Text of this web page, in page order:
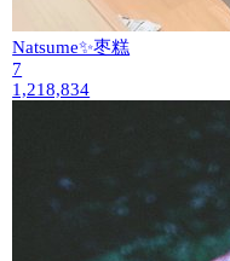
Natsume✨枣糕
7
1,218,834